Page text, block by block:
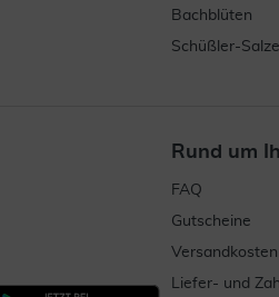
Bachblüten
Schüßler-Salze
Rund um
FAQ
Gutscheine
Versandkosten
Liefer- und